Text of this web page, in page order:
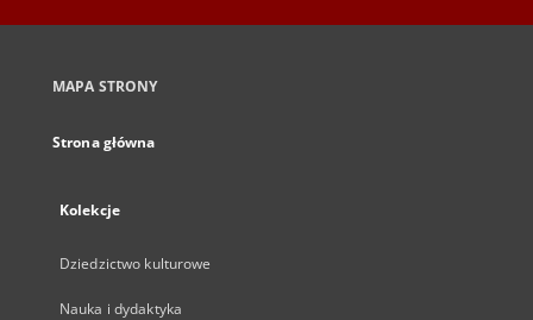
MAPA STRONY
Strona główna
Kolekcje
Dziedzictwo kulturowe
Nauka i dydaktyka